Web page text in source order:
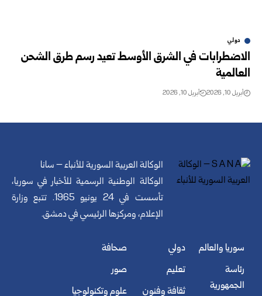
دولي
الاضطرابات في الشرق الأوسط تعيد رسم طرق الشحن
العالمية
أبريل 10, 2026 أبريل 10, 2026
الوكالة العربية السورية للأنباء – سانا
الوكالة الوطنية الرسمية للأخبار في سوريا،
تأسست في 24 يونيو 1965. تتبع وزارة
الإعلام، ومركزها الرئيسي في دمشق.
سوريا والعالم
رئاسة
الجمهورية
دولي
تعليم
ثقافة وفنون
صحافة
صور
علوم وتكنولوجيا